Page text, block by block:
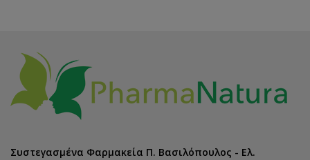
Συστεγασμένα Φαρμακεία Π. Βασιλόπουλος - Ελ.